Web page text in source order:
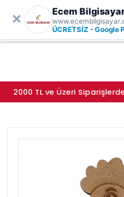
✕
Ecem Bilgisayar
ÜCRETSİZ - Google
2000 TL ve Üzeri